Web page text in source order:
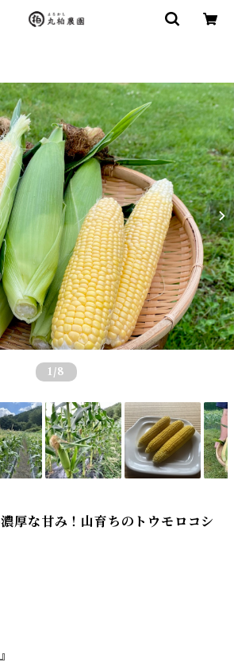
1 /8
厚な甘み！山育ちのトウモロコシ